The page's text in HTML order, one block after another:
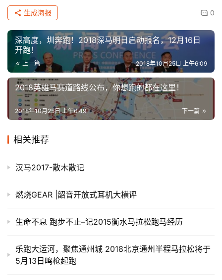
0
生成海报
深高度，圳奔跑！2018深马明日启动报名，12月16日
开跑！
上一篇 2018年10月25日 上午6:09
2018英雄马赛道路线公布，你想跑的都在这里！
下一篇
2018年10月25日 上午6:49
相关推荐
汉马2017-散木散记
燃烧GEAR |韶音开放式耳机大横评
生命不息 跑步不止–记2015衡水马拉松跑马经历
乐跑大运河，聚焦通州城 2018北京通州半程马拉松将于
5月13日鸣枪起跑